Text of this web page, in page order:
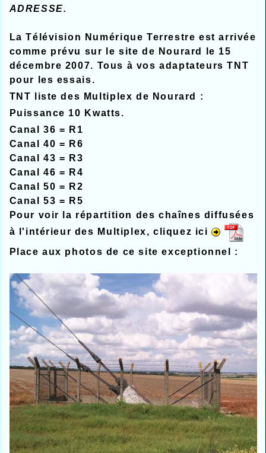
ADRESSE.
La Télévision Numérique Terrestre est arrivée
comme prévu sur le site de Nourard le 15
décembre 2007. Tous à vos adaptateurs TNT
pour les essais.
TNT liste des Multiplex de Nourard :
Puissance 10 Kwatts.
Canal 36 = R1
Canal 40 = R6
Canal 43 = R3
Canal 46 = R4
Canal 50 = R2
Canal 53 = R5
Pour voir la répartition des chaînes diffusées
à l'intérieur des Multiplex, cliquez ici
Place aux photos de ce site exceptionnel :